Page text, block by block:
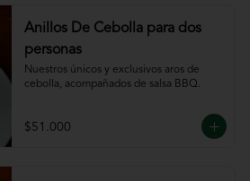
Anillos De Cebolla para dos
personas
Nuestros únicos y exclusivos aros de
cebolla, acompañados de salsa BBQ.
$51.000